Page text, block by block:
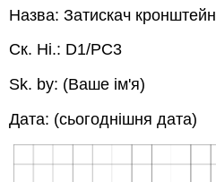
Назва: Затискач кронштейн
Ск. Ні.: D1/PC3
Sk. by: (Ваше ім'я)
Дата: (сьогоднішня дата)